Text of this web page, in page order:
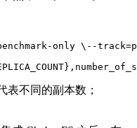
only \--
表不同的副本数；